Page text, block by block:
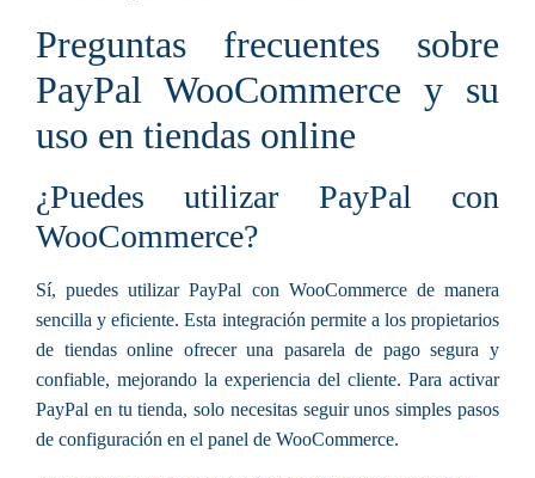
Preguntas frecuentes sobre
PayPal WooCommerce y su
uso en tiendas online
¿Puedes utilizar PayPal con
WooCommerce?
Sí, puedes utilizarPayPal con WooCommercede manera
sencilla y eficiente. Esta integración permite a los propietarios
de tiendas online ofrecer una pasarela de pago segura y
confiable, mejorando la experiencia del cliente. Para activar
PayPal en tu tienda, solo necesitas seguir unos simples pasos
de configuración en el panel de WooCommerce.